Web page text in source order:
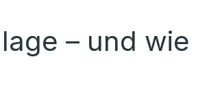
– und wie